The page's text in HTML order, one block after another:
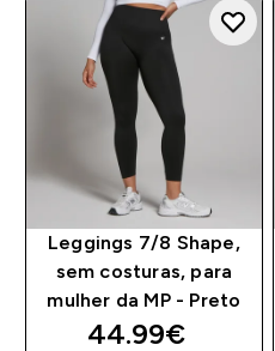
Leggings 7/8 Shape,
sem costuras, para
mulher da MP - Preto
discounted
44.99€‎